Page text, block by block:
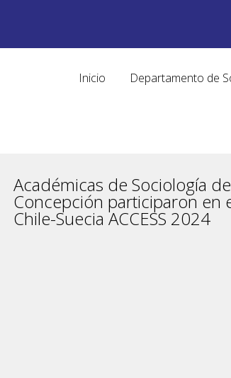
Inicio Departamento de
Académicas de Sociología
Concepción participaron en
Chile-Suecia ACCESS 2024